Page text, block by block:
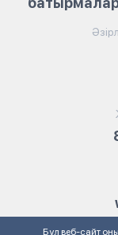
Бұл веб-сайт